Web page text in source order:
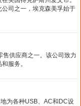
司之一，埃克森美孚始于
售供应商之一。该公司致力
服务。
为各种USB、AC和DC设